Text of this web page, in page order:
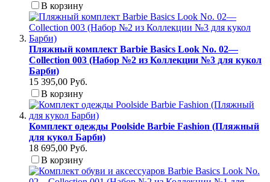
В корзину
Пляжный комплект Barbie Basics Look No. 02—
Collection 003 (Набор №2 из Коллекции №3 для кукол
Барби)
15 395,00 Руб.
В корзину
Комплект одежды Poolside Barbie Fashion (Пляжный
для кукол Барби)
18 695,00 Руб.
В корзину